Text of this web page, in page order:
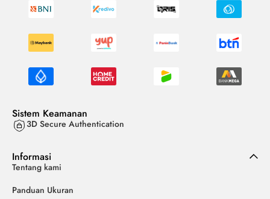
Sistem Keamanan
3D Secure Authentication
Informasi
Tentang kami
Panduan Ukuran